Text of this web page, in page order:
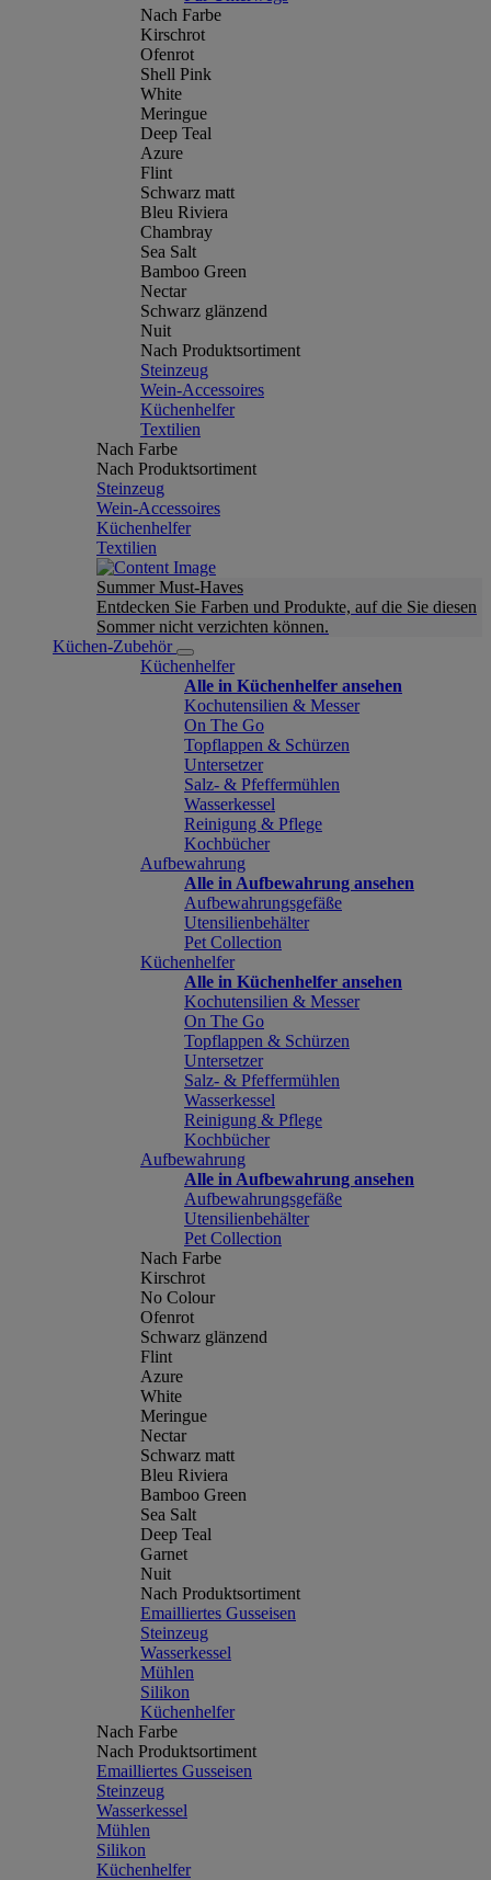
Nach Farbe
Kirschrot
Ofenrot
Shell Pink
White
Meringue
Deep Teal
Azure
Flint
Schwarz matt
Bleu Riviera
Chambray
Sea Salt
Bamboo Green
Nectar
Schwarz glänzend
Nuit
Nach Produktsortiment
Steinzeug
Wein-Accessoires
Küchenhelfer
Textilien
Nach Farbe
Nach Produktsortiment
Steinzeug
Wein-Accessoires
Küchenhelfer
Textilien
Summer Must-Haves
Entdecken Sie Farben und Produkte, auf die Sie diesen
Sommer nicht verzichten können.
Küchen-Zubehör
Küchenhelfer
Alle in Küchenhelfer ansehen
Kochutensilien & Messer
On The Go
Topflappen & Schürzen
Untersetzer
Salz- & Pfeffermühlen
Wasserkessel
Reinigung & Pflege
Kochbücher
Aufbewahrung
Alle in Aufbewahrung ansehen
Aufbewahrungsgefäße
Utensilienbehälter
Pet Collection
Küchenhelfer
Alle in Küchenhelfer ansehen
Kochutensilien & Messer
On The Go
Topflappen & Schürzen
Untersetzer
Salz- & Pfeffermühlen
Wasserkessel
Reinigung & Pflege
Kochbücher
Aufbewahrung
Alle in Aufbewahrung ansehen
Aufbewahrungsgefäße
Utensilienbehälter
Pet Collection
Nach Farbe
Kirschrot
No Colour
Ofenrot
Schwarz glänzend
Flint
Azure
White
Meringue
Nectar
Schwarz matt
Bleu Riviera
Bamboo Green
Sea Salt
Deep Teal
Garnet
Nuit
Nach Produktsortiment
Emailliertes Gusseisen
Steinzeug
Wasserkessel
Mühlen
Silikon
Küchenhelfer
Nach Farbe
Nach Produktsortiment
Emailliertes Gusseisen
Steinzeug
Wasserkessel
Mühlen
Silikon
Küchenhelfer